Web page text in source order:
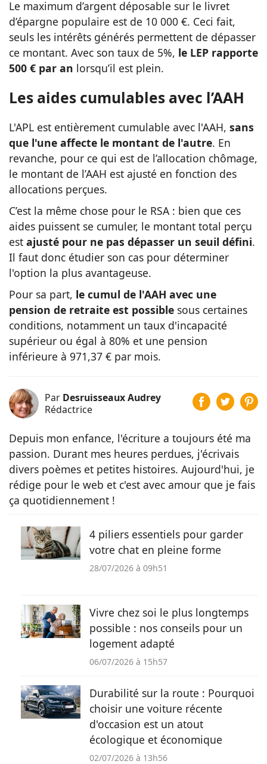
Le maximum d’argent déposable sur le livret
d’épargne populaire est de 10 000 €. Ceci fait,
seuls les intérêts générés permettent de dépasser
ce montant. Avec son taux de 5%, le LEP rapporte
500 € par an lorsqu’il est plein.
Les aides cumulables avec l’AAH
L'APL est entièrement cumulable avec l'AAH, sans
que l'une affecte le montant de l'autre. En
revanche, pour ce qui est de l’allocation chômage,
le montant de l’AAH est ajusté en fonction des
allocations perçues.
C’est la même chose pour le RSA : bien que ces
aides puissent se cumuler, le montant total perçu
est ajusté pour ne pas dépasser un seuil défini.
Il faut donc étudier son cas pour déterminer
l'option la plus avantageuse.
Pour sa part, le cumul de l'AAH avec une
pension de retraite est possible sous certaines
conditions, notamment un taux d'incapacité
supérieur ou égal à 80% et une pension
inférieure à 971,37 € par mois.
Par Desruisseaux Audrey
Rédactrice
Depuis mon enfance, l'écriture a toujours été ma
passion. Durant mes heures perdues, j'écrivais
divers poèmes et petites histoires. Aujourd'hui, je
rédige pour le web et c'est avec amour que je fais
ça quotidiennement !
4 piliers essentiels pour garder
votre chat en pleine forme
28/07/2026 à 09h51
Vivre chez soi le plus longtemps
possible : nos conseils pour un
logement adapté
06/07/2026 à 15h57
Durabilité sur la route : Pourquoi
choisir une voiture récente
d'occasion est un atout
écologique et économique
02/07/2026 à 13h56